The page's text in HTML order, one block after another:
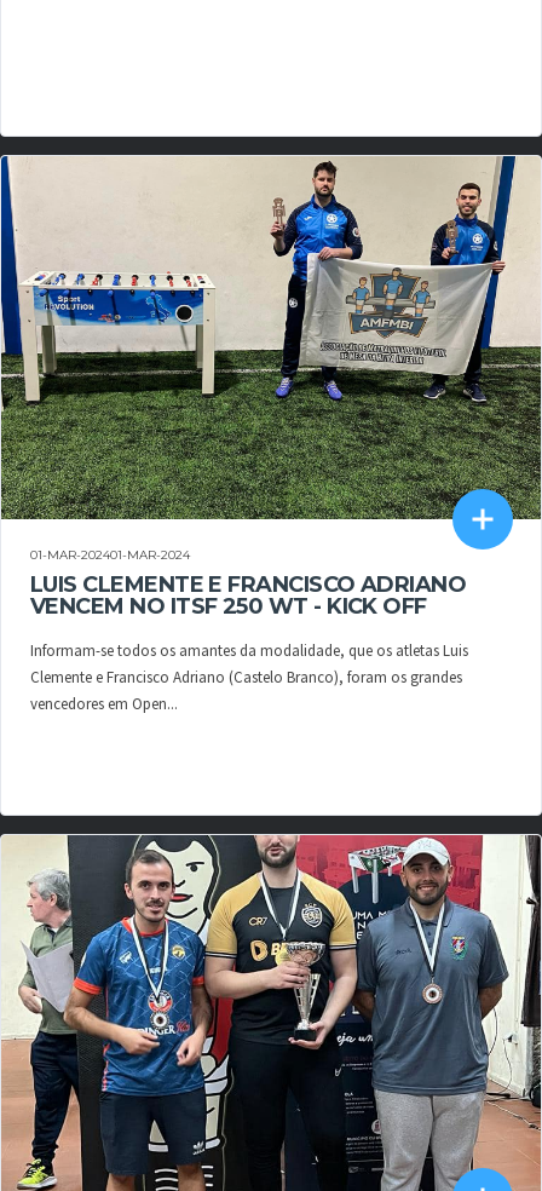
01-MAR-202401-MAR-2024
LUIS CLEMENTE E FRANCISCO ADRIANO
VENCEM NO ITSF 250 WT - KICK OFF
Informam-se todos os amantes da modalidade, que os atletas Luis
Clemente e Francisco Adriano (Castelo Branco), foram os grandes
vencedores em Open...